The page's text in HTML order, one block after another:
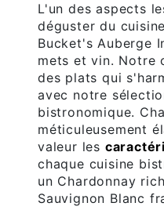
L'un des aspects
déguster du
Bucket's Auberge
mets et vin. Notre
des plats qui
avec notre
bistronomique.
méticuleusement
valeur les
chaque cuisine
un Chardonnay
Sauvignon Blanc